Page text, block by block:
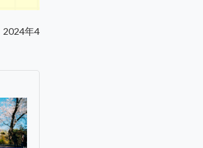
2024年4